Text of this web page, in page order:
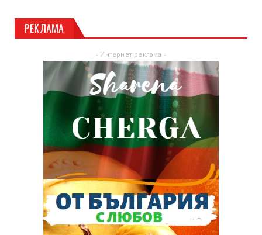
РЕКЛАМА
- Интернет реклама -